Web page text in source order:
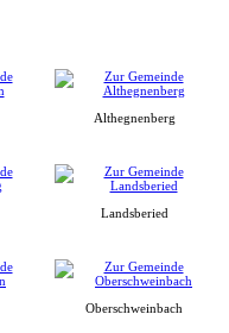
Althegnenberg
Landsberied
Oberschweinbach